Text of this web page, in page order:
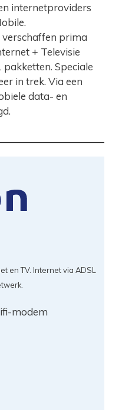
internetproviders
prima
+ Televisie
Speciale
in trek. Via een
data- en
en TV. Internet via ADSL
modem